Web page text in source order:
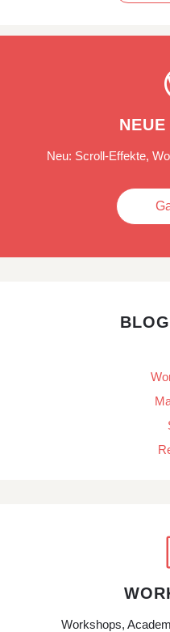
Neu: Scroll-Effekte,
Workshops,